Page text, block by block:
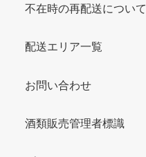
不在時の再配送について
配送エリア一覧
お問い合わせ
酒類販売管理者標識